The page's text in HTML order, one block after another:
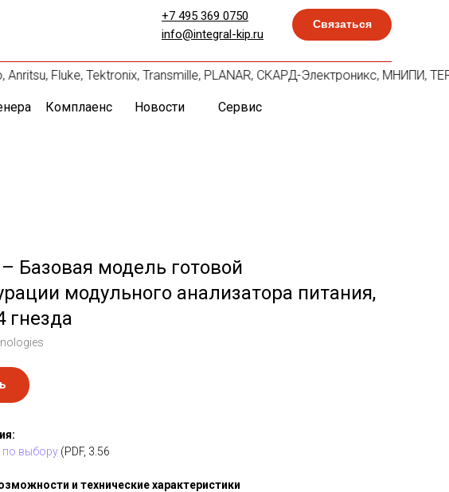
Связаться
+7 495 369 0750
info@integral-kip.ru
Fluke, Tektronix, Transmille, PLANAR, СКАРД-Электроникс, МНИПИ,
Комплаенс Новости Сервис
– Базовая модель готовой
модульного анализатора питания,
гнезда
по выбору (PDF, 3.56
и технические характеристики